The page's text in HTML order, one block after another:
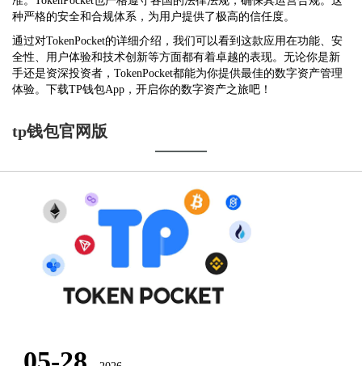
种严格的安全和合规体系，为用户提供了极高的信任度。
通过对TokenPocket的详细介绍，我们可以看到这款应用在功能、安
全性、用户体验和技术创新等方面都有着卓越的表现。无论你是新
手还是资深投资者，TokenPocket都能为你提供最佳的数字资产管理
体验。下载TP钱包App，开启你的数字资产之旅吧！
tp钱包官网版